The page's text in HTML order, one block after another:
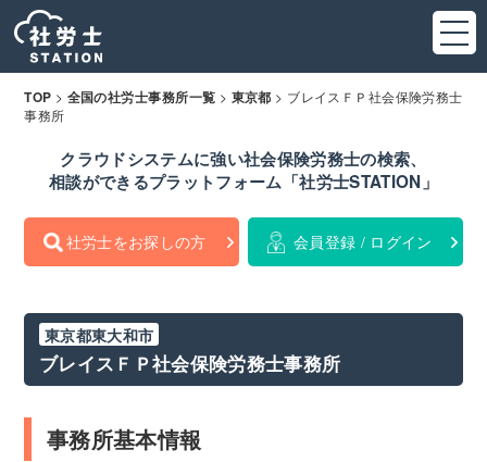
TOP > 全国の社労士事務所一覧 > 東京都 > ブレイスＦＰ社会保険労務士
事務所
クラウドシステムに強い社会保険労務士の検索、
相談ができるプラットフォーム「社労士STATION」
社労士をお探しの方 会員登録 / ログイン
東京都東大和市
ブレイスＦＰ社会保険労務士事務所
事務所基本情報